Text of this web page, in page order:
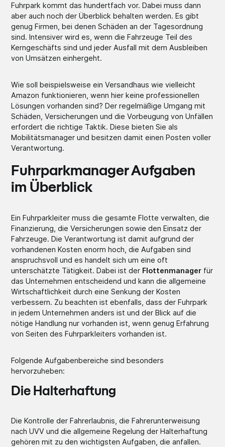
Fuhrpark kommt das hundertfach vor. Dabei muss dann
aber auch noch der Überblick behalten werden. Es gibt
genug Firmen, bei denen Schäden an der Tagesordnung
sind. Intensiver wird es, wenn die Fahrzeuge Teil des
Kerngeschäfts sind und jeder Ausfall mit dem Ausbleiben
von Umsätzen einhergeht.
Wie soll beispielsweise ein Versandhaus wie vielleicht
Amazon funktionieren, wenn hier keine professionellen
Lösungen vorhanden sind? Der regelmäßige Umgang mit
Schäden, Versicherungen und die Vorbeugung von Unfällen
erfordert die richtige Taktik. Diese bieten Sie als
Mobilitätsmanager und besitzen damit einen Posten voller
Verantwortung.
Fuhrparkmanager Aufgaben
im Überblick
Ein Fuhrparkleiter muss die gesamte Flotte verwalten, die
Finanzierung, die Versicherungen sowie den Einsatz der
Fahrzeuge. Die Verantwortung ist damit aufgrund der
vorhandenen Kosten enorm hoch, die Aufgaben sind
anspruchsvoll und es handelt sich um eine oft
unterschätzte Tätigkeit. Dabei ist der Flottenmanager für
das Unternehmen entscheidend und kann die allgemeine
Wirtschaftlichkeit durch eine Senkung der Kosten
verbessern. Zu beachten ist ebenfalls, dass der Fuhrpark
in jedem Unternehmen anders ist und der Blick auf die
nötige Handlung nur vorhanden ist, wenn genug Erfahrung
von Seiten des Fuhrparkleiters vorhanden ist.
Folgende Aufgabenbereiche sind besonders
hervorzuheben:
Die Halterhaftung
Die Kontrolle der Fahrerlaubnis, die Fahrerunterweisung
nach UVV und die allgemeine Regelung der Halterhaftung
gehören mit zu den wichtigsten Aufgaben, die anfallen.